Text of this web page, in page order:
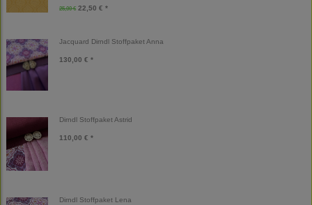
25,00 € 22,50 € *
Jacquard Dirndl Stoffpaket Anna
130,00 € *
Dirndl Stoffpaket Astrid
110,00 € *
Dirndl Stoffpaket Lena